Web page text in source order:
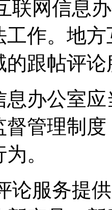
联网信息
工作。地
的跟帖评
息办公室
督管理制
。
论服务提